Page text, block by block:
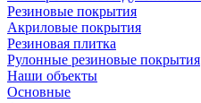
Резиновые покрытия
Акриловые покрытия
Резиновая плитка
Рулонные резиновые покрытия
Наши объекты
Основные